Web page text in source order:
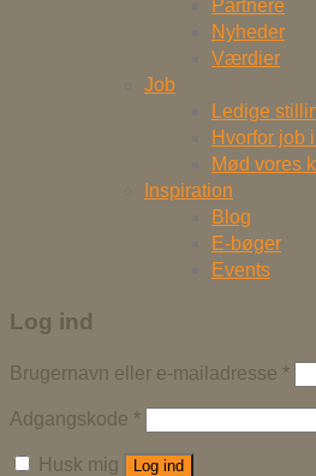
Partnere
Nyheder
Værdier
Job
Ledige
Hvorfor job
Mød vores
Inspiration
Blog
E-bøger
Events
Log ind
Brugernavn eller e-mailadresse *
Adgangskode *
Husk mig Log ind